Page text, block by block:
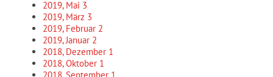
2019, Mai 3
2019, März 3
2019, Februar 2
2019, Januar 2
2018, Dezember 1
2018, Oktober 1